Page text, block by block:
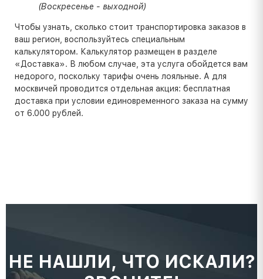
(Воскресенье - выходной)
Чтобы узнать, сколько стоит транспортировка заказов в
ваш регион, воспользуйтесь специальным
калькулятором. Калькулятор размещен в разделе
«Доставка». В любом случае, эта услуга обойдется вам
недорого, поскольку тарифы очень лояльные. А для
москвичей проводится отдельная акция: бесплатная
доставка при условии единовременного заказа на сумму
от 6.000 рублей.
НЕ НАШЛИ, ЧТО ИСКАЛИ?